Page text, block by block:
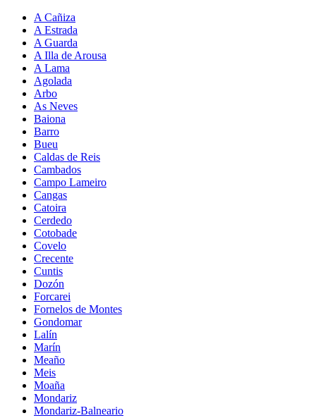
A Cañiza
A Estrada
A Guarda
A Illa de Arousa
A Lama
Agolada
Arbo
As Neves
Baiona
Barro
Bueu
Caldas de Reis
Cambados
Campo Lameiro
Cangas
Catoira
Cerdedo
Cotobade
Covelo
Crecente
Cuntis
Dozón
Forcarei
Fornelos de Montes
Gondomar
Lalín
Marín
Meaño
Meis
Moaña
Mondariz
Mondariz-Balneario